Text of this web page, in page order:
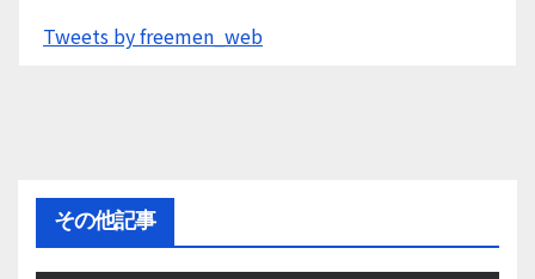
Tweets by freemen_web
その他記事